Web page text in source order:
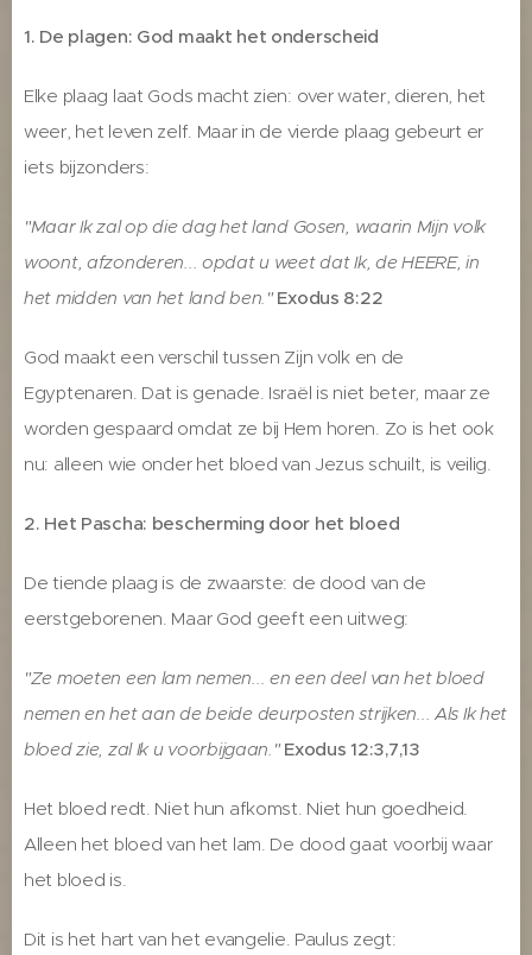
1. De plagen: God maakt het onderscheid
Elke plaag laat Gods macht zien: over water, dieren, het
weer, het leven zelf. Maar in de vierde plaag gebeurt er
iets bijzonders:
"Maar Ik zal op die dag het land Gosen, waarin Mijn volk
woont, afzonderen... opdat u weet dat Ik, de HEERE, in
het midden van het land ben." Exodus 8:22
God maakt een verschil tussen Zijn volk en de
Egyptenaren. Dat is genade. Israël is niet beter, maar ze
worden gespaard omdat ze bij Hem horen. Zo is het ook
nu: alleen wie onder het bloed van Jezus schuilt, is veilig.
2. Het Pascha: bescherming door het bloed
De tiende plaag is de zwaarste: de dood van de
eerstgeborenen. Maar God geeft een uitweg:
"Ze moeten een lam nemen... en een deel van het bloed
nemen en het aan de beide deurposten strijken... Als Ik het
bloed zie, zal Ik u voorbijgaan." Exodus 12:3,7,13
Het bloed redt. Niet hun afkomst. Niet hun goedheid.
Alleen het bloed van het lam. De dood gaat voorbij waar
het bloed is.
Dit is het hart van het evangelie. Paulus zegt: